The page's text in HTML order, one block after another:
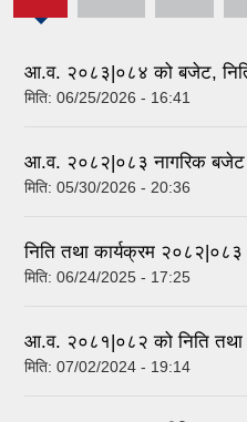
आ.व. २०८३|०८४ को बजेट,
मिति: 06/25/2026 - 16:41
आ.व. २०८२|०८३ नागरिक बजेट
मिति: 05/30/2026 - 20:36
निति तथा कार्यक्रम २०८२|०८३
मिति: 06/24/2025 - 17:25
आ.व. २०८१|०८२ को निति तथा
मिति: 07/02/2024 - 19:14